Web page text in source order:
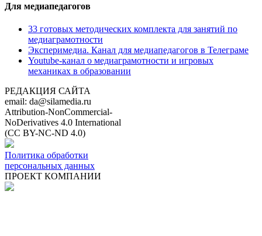
Для медиапедагогов
33 готовых методических комплекта для занятий по
медиаграмотности
Эксперимедиа. Канал для медиапедагогов в Телеграме
Youtube-канал о медиаграмотности и игровых
механиках в образовании
РЕДАКЦИЯ САЙТА
email: da@silamedia.ru
Attribution-NonCommercial-
NoDerivatives 4.0 International
(CC BY-NC-ND 4.0)
Политика обработки
персональных данных
ПРОЕКТ КОМПАНИИ